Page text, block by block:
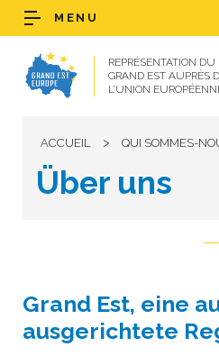
REPRÉSENTATION DU
GRAND EST AUPRÈS
L’UNION
MENU
ACCUEIL > QUI SOMMES-
Über uns
Grand Est, eine
ausgerichtete